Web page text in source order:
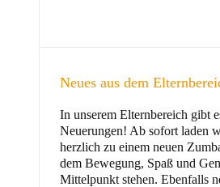
Kinder
Neues aus dem
In unserem Elternbereich gibt
Neuerungen! Ab sofort laden
herzlich zu einem neuen
dem Bewegung, Spaß und
Mittelpunkt stehen. Ebenfalls